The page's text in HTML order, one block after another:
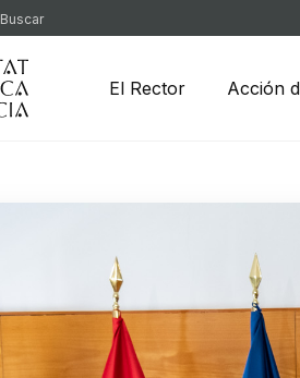
Buscar
El Rector Acción